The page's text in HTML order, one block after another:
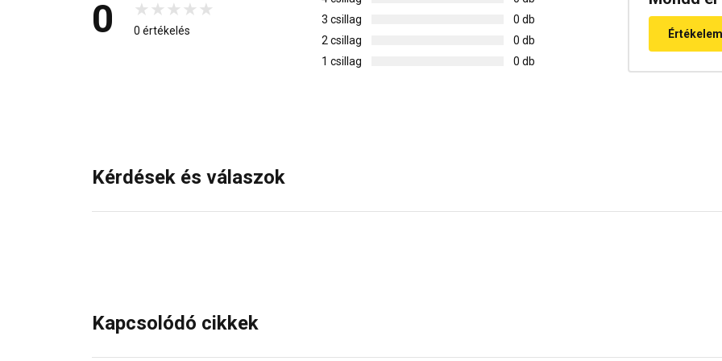
0 0 értékelés
3 csillag
0 db
2 csillag
0 db
1 csillag
0 db
Értékelem
Kérdések és válaszok
Kapcsolódó cikkek